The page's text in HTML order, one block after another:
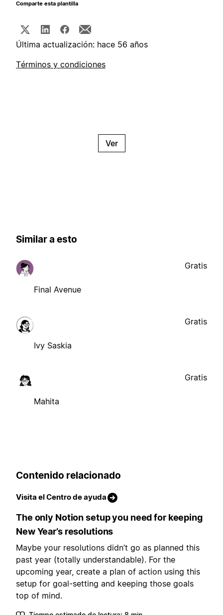
Comparte esta plantilla
Última actualización: hace 56 años
Términos y condiciones
Ver
Similar a esto
Final Avenue
Gratis
Ivy Saskia
Gratis
Mahita
Gratis
Contenido relacionado
Visita el Centro de ayuda
The only Notion setup you need for keeping
New Year’s resolutions
Maybe your resolutions didn’t go as planned this
past year (totally understandable). For the
upcoming year, create a plan of action using this
setup for goal-setting and keeping those goals
top of mind.